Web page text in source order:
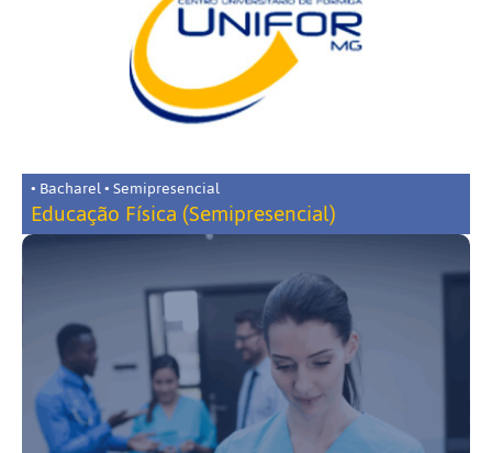
• Bacharel • Semipresencial
Educação Física (Semipresencial)